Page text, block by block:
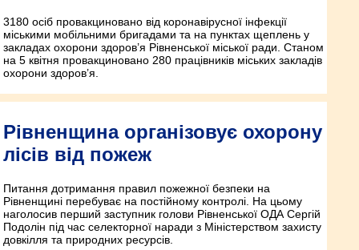
3180 осіб провакциновано від коронавірусної інфекції
міськими мобільними бригадами та на пунктах щеплень у
закладах охорони здоров’я Рівненської міської ради. Станом
на 5 квітня провакциновано 280 працівників міських закладів
охорони здоров’я.
Рівненщина організовує охорону
лісів від пожеж
Питання дотримання правил пожежної безпеки на
Рівненщині перебуває на постійному контролі. На цьому
наголосив перший заступник голови Рівненської ОДА Сергій
Подолін під час селекторної наради з Міністерством захисту
довкілля та природних ресурсів.